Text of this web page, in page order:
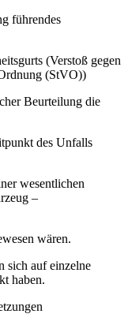
führendes
(Verstoß gegen
(StVO))
Beurteilung die
des Unfalls
wesentlichen
–
wären.
sich auf einzelne
haben.